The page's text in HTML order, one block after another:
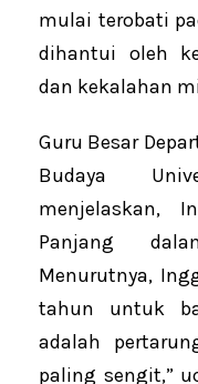
mulai terobati
dihantui oleh
dan kekalahan
Guru Besar
Budaya
menjelaskan,
Panjang
Menurutnya,
tahun untuk
adalah
paling sengit,”